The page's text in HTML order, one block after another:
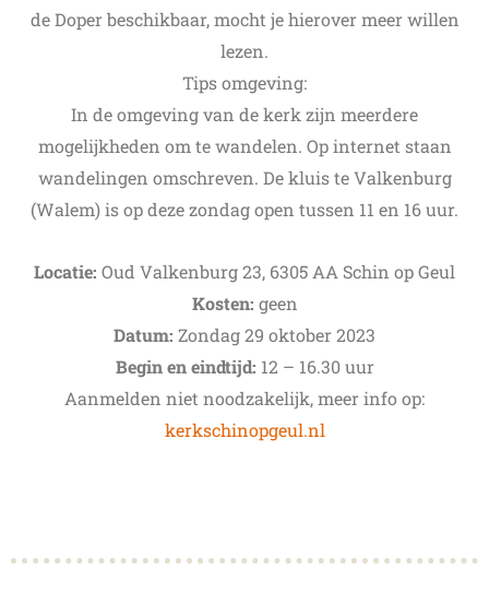
de Doper beschikbaar, mocht je hierover meer willen
lezen.
Tips omgeving:
In de omgeving van de kerk zijn meerdere
mogelijkheden om te wandelen. Op internet staan
wandelingen omschreven. De kluis te Valkenburg
(Walem) is op deze zondag open tussen 11 en 16 uur.
Locatie: Oud Valkenburg 23, 6305 AA Schin op Geul
Kosten: geen
Datum: Zondag 29 oktober 2023
Begin en eindtijd: 12 – 16.30 uur
Aanmelden niet noodzakelijk, meer info op:
kerkschinopgeul.nl